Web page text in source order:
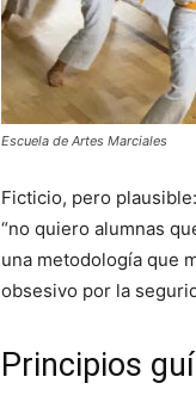
Escuela de Artes Marciales
Ficticio, pero
“no quiero alumnas
una metodología que
obsesivo por la
Principios